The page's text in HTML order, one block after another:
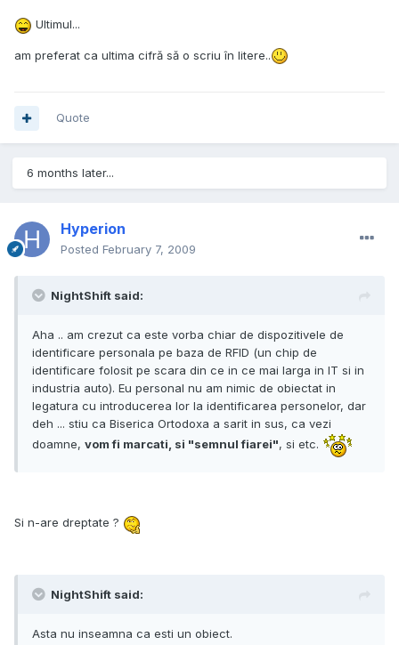
Ultimul...
am preferat ca ultima cifră să o scriu în litere..
Quote
6 months later...
Hyperion
Posted February 7, 2009
NightShift said:
Aha .. am crezut ca este vorba chiar de dispozitivele de
identificare personala pe baza de RFID (un chip de
identificare folosit pe scara din ce in ce mai larga in IT si in
industria auto). Eu personal nu am nimic de obiectat in
legatura cu introducerea lor la identificarea personelor, dar
deh ... stiu ca Biserica Ortodoxa a sarit in sus, ca vezi
doamne, vom fi marcati, si "semnul fiarei", si etc.
Si n-are dreptate ?
NightShift said:
Asta nu inseamna ca esti un obiect.